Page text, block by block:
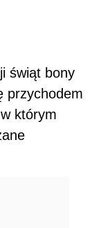
świąt bony
przychodem
którym